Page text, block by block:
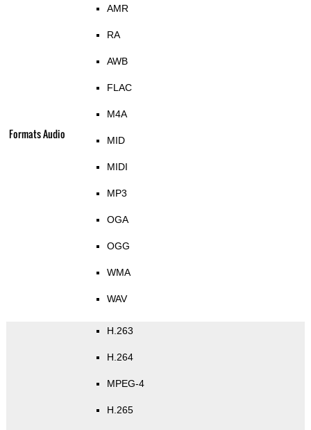
Formats Audio
AMR
RA
AWB
FLAC
M4A
MID
MIDI
MP3
OGA
OGG
WMA
WAV
H.263
H.264
MPEG-4
H.265